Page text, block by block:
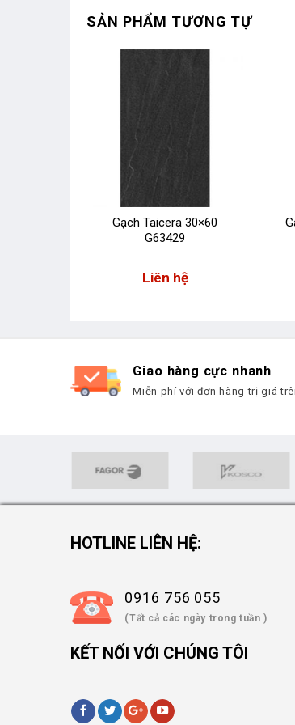
SẢN PHẨM TƯƠNG TỰ
Gạch Taicera 30×60
G63429
Liên hệ
Giao hàng cực nhanh
Miễn phí với đơn hàng trị giá
HOTLINE LIÊN HỆ:
0916 756 055
(Tất cả các ngày trong tuần )
KẾT NỐI VỚI CHÚNG TÔI